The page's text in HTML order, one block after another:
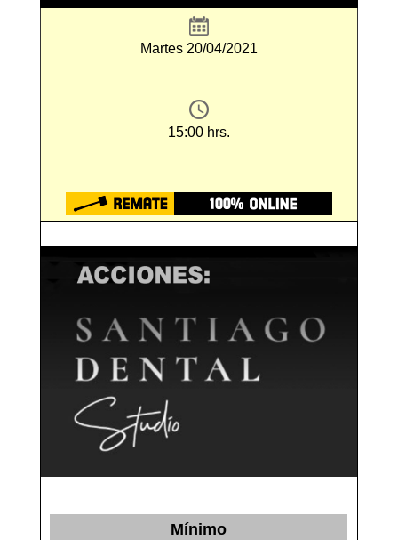
Martes 20/04/2021
15:00 hrs.
Mínimo